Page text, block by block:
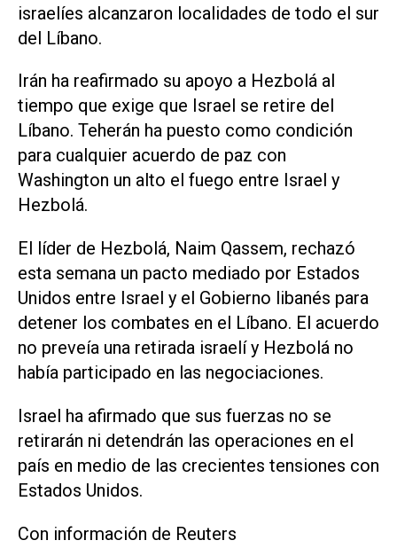
israelíes alcanzaron localidades de todo el sur
del Líbano.
Irán ha reafirmado su apoyo a Hezbolá al
tiempo que exige que Israel se retire del
Líbano. Teherán ha ‌puesto como condición
para cualquier acuerdo ⁠de paz con
Washington un alto el fuego entre Israel y
Hezbolá.
El líder de Hezbolá, Naim Qassem, rechazó
esta semana un pacto mediado por Estados
Unidos entre Israel y el Gobierno libanés para
detener los combates en el ​Líbano. El acuerdo
no preveía una retirada israelí y Hezbolá no
había participado en las negociaciones.
Israel ha afirmado que sus fuerzas no se
retirarán ni detendrán las operaciones en el
país en medio de las crecientes tensiones con
Estados Unidos.
Con información de Reuters